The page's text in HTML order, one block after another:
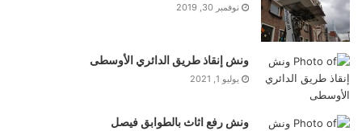
نوفمبر 30, 2019
ونش إنقاذ طريق الدائري الأوسطى
يوليو 1, 2021
ونش رفع اثاث بالطوابق فيصل